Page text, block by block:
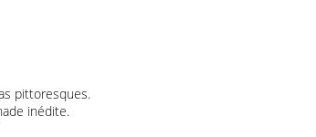
pittoresques.
inédite.